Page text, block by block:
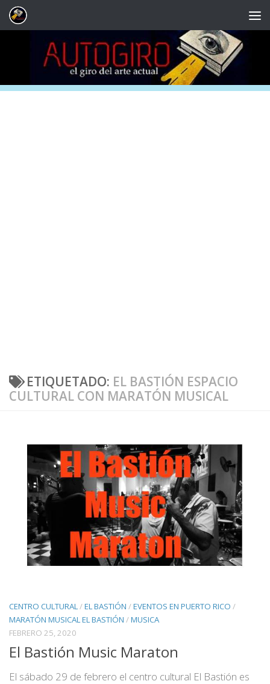
Saltar al contenido
ETIQUETADO: EL BASTIÓN ESPACIO
CULTURAL CON MARATÓN MUSICAL
CENTRO CULTURAL/EL BASTIÓN /EVENTOS EN PUERTO RICO /
MARATÓN MUSICAL EL BASTIÓN /MUSICA
FEBRERO 25, 2020
El Bastión Music Maraton
El sábado 29 de febrero el centro cultural El Bastión es